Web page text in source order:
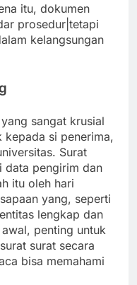
itu, dokumen
prosedur|tetapi
kelangsungan
sangat krusial
kepada si penerima,
Surat
data pengirim dan
itu oleh hari
yang, seperti
lengkap dan
penting untuk
surat secara
bisa memahami